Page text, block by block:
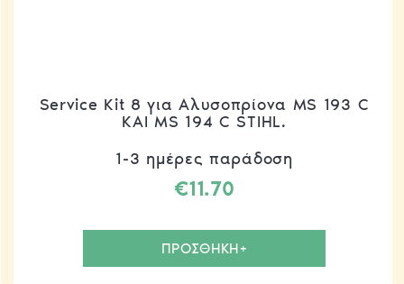
Service Kit 8 για Αλυσοπρίονα MS 193 C
ΚΑΙ MS 194 C STIHL.
1-3 ημέρες παράδοση
€11.70
ΠΡΟΣΘΗΚΗ+